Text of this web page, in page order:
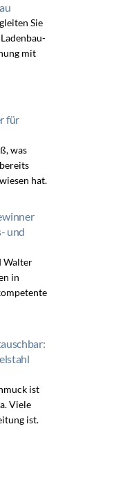
Sie
mit
für
was
hat.
und
Walter
in
ist
Viele
ist.